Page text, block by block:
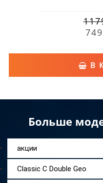
В
Больше
акции
Classic C Double Geo